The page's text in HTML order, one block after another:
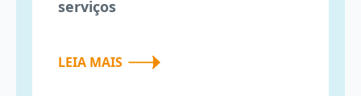
serviços
LEIA MAIS